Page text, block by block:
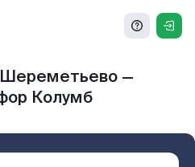
—
Колумб